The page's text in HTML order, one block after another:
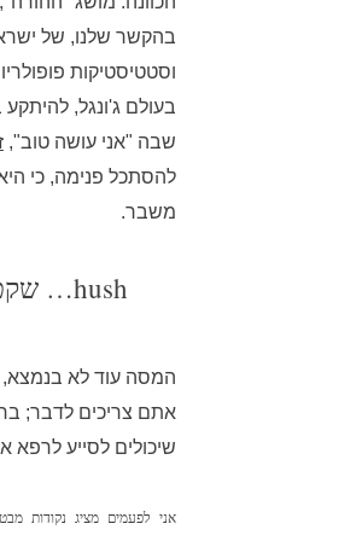
בהקשר שלנו, של
וסטטיסטיקות
בעולם ג'ונגל,
שבה "אני עושה טוב",
להסתכל פנימה, כי
משבר.
hush… שקט.
המסה עוד לא בנמצא,
אתם צריכים לדבר;
שיכולים לסייע
אני לפעמים מציג נקודות